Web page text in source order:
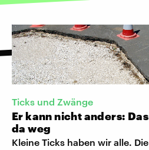
Ticks und Zwänge
Er kann nicht anders:
da weg
Kleine Ticks haben wir alle.